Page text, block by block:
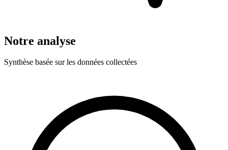
Notre analyse
Synthèse basée sur les données collectées